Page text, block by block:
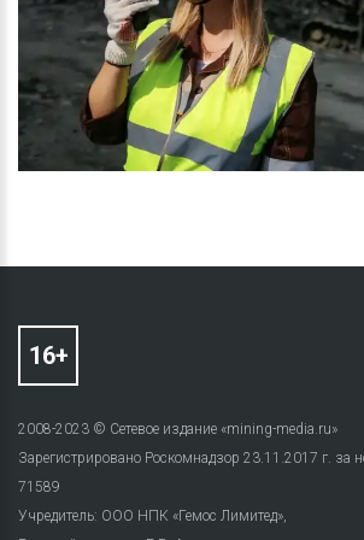
2008-2023 © Сетевое издание «mining-media.ru»
Зарегистрировано Роскомнадзор 23.11.2017 г.
71589
Учредитель: ООО НПК «Гемос Лимитед»,